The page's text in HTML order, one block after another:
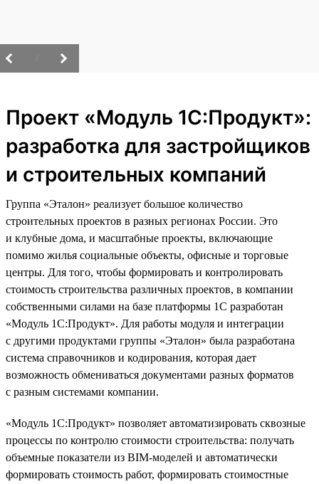
Проект «Модуль 1С:Продукт»:
разработка для застройщиков
и строительных компаний
Группа «Эталон» реализует большое количество
строительных проектов в разных регионах России. Это
и клубные дома, и масштабные проекты, включающие
помимо жилья социальные объекты, офисные и торговые
центры. Для того, чтобы формировать и контролировать
стоимость строительства различных проектов, в компании
собственными силами на базе платформы 1С разработан
«Модуль 1С:Продукт». Для работы модуля и интеграции
с другими продуктами группы «Эталон» была разработана
система справочников и кодирования, которая дает
возможность обмениваться документами разных форматов
с разным системами компании.
«Модуль 1С:Продукт» позволяет автоматизировать сквозные
процессы по контролю стоимости строительства: получать
объемные показатели из BIM-моделей и автоматически
формировать стоимость работ, формировать стоимостные